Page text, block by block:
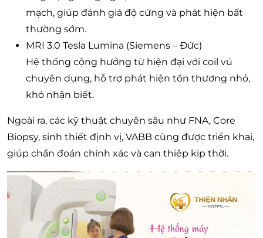
mạch, giúp đánh giá độ cứng và phát hiện bất
thường sớm.
MRI 3.0 Tesla Lumina (Siemens – Đức)
Hệ thống cộng hưởng từ hiện đại với coil vú
chuyên dụng, hỗ trợ phát hiện tổn thương nhỏ,
khó nhận biết.
Ngoài ra, các kỹ thuật chuyên sâu như FNA, Core
Biopsy, sinh thiết định vị, VABB cũng được triển khai,
giúp chẩn đoán chính xác và can thiệp kịp thời.